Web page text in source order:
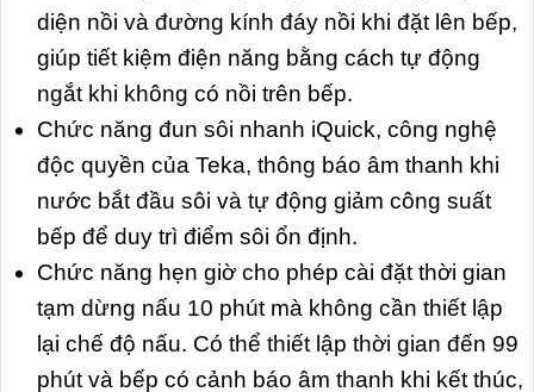
diện nồi và đường kính đáy nồi khi đặt lên bếp,
giúp tiết kiệm điện năng bằng cách tự động
ngắt khi không có nồi trên bếp.
Chức năng đun sôi nhanh iQuick, công nghệ
độc quyền của Teka, thông báo âm thanh khi
nước bắt đầu sôi và tự động giảm công suất
bếp để duy trì điểm sôi ổn định.
Chức năng hẹn giờ cho phép cài đặt thời gian
tạm dừng nấu 10 phút mà không cần thiết lập
lại chế độ nấu. Có thể thiết lập thời gian đến 99
phút và bếp có cảnh báo âm thanh khi kết thúc,